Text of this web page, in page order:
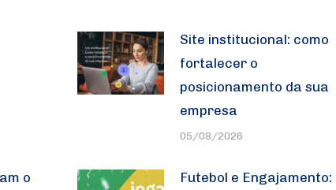
Site institucional: como
fortalecer o
posicionamento da sua
empresa
05/08/2026
o
Futebol e Engajamento: